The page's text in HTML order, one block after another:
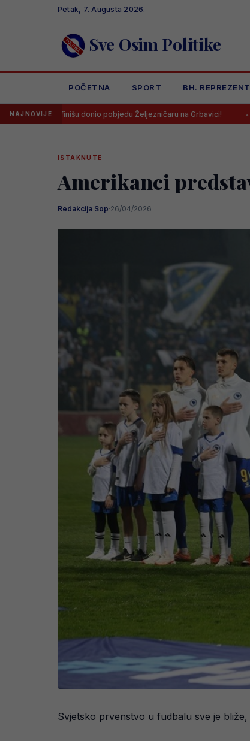
Petak, 7. Augusta 2026.
Sve Osim Politike
POČETNA SPORT BH.
NAJNOVIJE
pobjedu Željezničaru na Grbavici! Litvanci u velikim
ISTAKNUTE
Amerikanci
Redakcija Sop·26/04/2026
Svjetsko prvenstvo u fudbalu sve je